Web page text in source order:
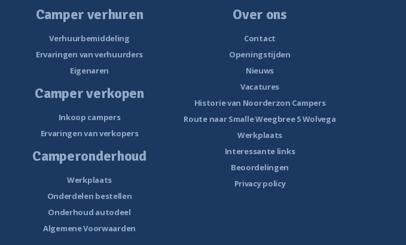
Camper verhuren
Verhuurbemiddeling
Ervaringen van verhuurders
Eigenaren
Camper verkopen
Inkoop campers
Ervaringen van verkopers
Camperonderhoud
Werkplaats
Onderdelen bestellen
Onderhoud autodeel
Algemene Voorwaarden
Over ons
Contact
Openingstijden
Nieuws
Vacatures
Historie van Noorderzon Campers
Route naar Smalle Weegbree 5 Wolvega
Werkplaats
Interessante links
Beoordelingen
Privacy policy